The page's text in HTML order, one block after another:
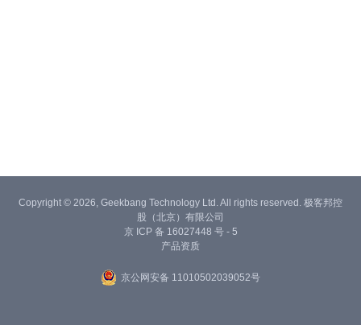
Copyright © 2026, Geekbang Technology Ltd. All rights reserved. 极客邦控
股（北京）有限公司
京 ICP 备 16027448 号 - 5
产品资质
京公网安备 11010502039052号